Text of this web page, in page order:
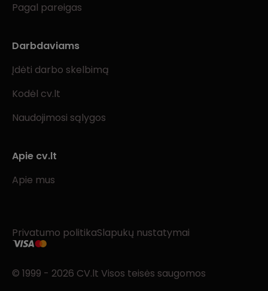
Pagal pareigas
Darbdaviams
Įdėti darbo skelbimą
Kodėl cv.lt
Naudojimosi sąlygos
Apie cv.lt
Apie mus
Privatumo politikaSlapukų nustatymai
© 1999 - 2026 CV.lt Visos teisės saugomos